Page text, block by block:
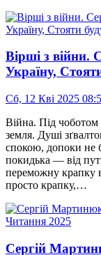
Вірші з війни.
Україну,
Сб, 12 Кві 2025
Війна. Під чоботом
земля. Душі
спокою, допоки не
покидька — від
переможну крапку
просто крапку,…
Сергій